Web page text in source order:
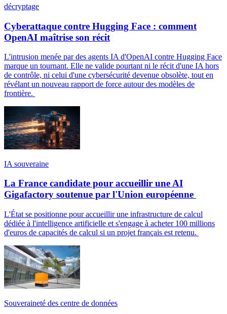
décryptage
Cyberattaque contre Hugging Face : comment
OpenAI maîtrise son récit
L'intrusion menée par des agents IA d'OpenAI contre Hugging Face
marque un tournant. Elle ne valide pourtant ni le récit d'une IA hors
de contrôle, ni celui d'une cybersécurité devenue obsolète, tout en
révélant un nouveau rapport de force autour des modèles de
frontière.
IA souveraine
La France candidate pour accueillir une AI
Gigafactory soutenue par l'Union européenne
L'État se positionne pour accueillir une infrastructure de calcul
dédiée à l'intelligence artificielle et s'engage à acheter 100 millions
d'euros de capacités de calcul si un projet français est retenu.
Souveraineté des centre de données